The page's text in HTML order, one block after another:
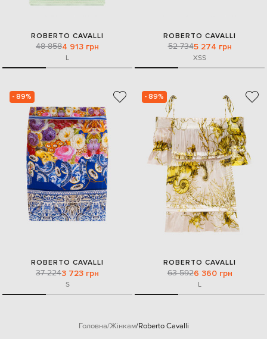
ROBERTO CAVALLI
48 8584 913 грн
L
ROBERTO CAVALLI
52 7345 274 грн
XSS
- 89%
ROBERTO CAVALLI
37 2243 723 грн
S
- 89%
ROBERTO CAVALLI
63 5926 360 грн
L
Головна Жінкам Roberto Cavalli